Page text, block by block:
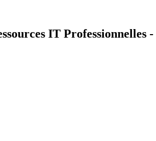
IT Professionnelles -